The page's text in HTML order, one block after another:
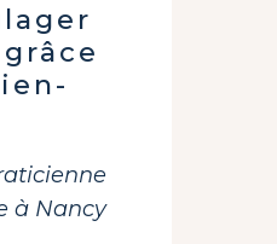
à Nancy